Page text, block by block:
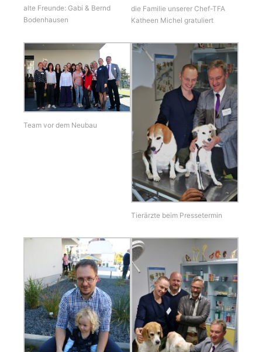
alte Freunde: Gabi & Bernd
Bodenhausen
die Familie unserer Chef-TFA
Katheen Michel gratuliert
Team vor dem Neubau
Tierärzte beim Pressetermin